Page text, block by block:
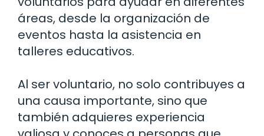
áreas, desde la organización de
eventos hasta la asistencia en
talleres educativos.
Al ser voluntario, no solo contribuyes a
una causa importante, sino que
también adquieres experiencia